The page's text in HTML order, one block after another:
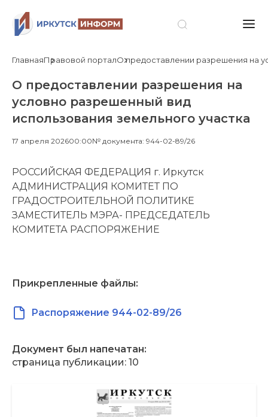
ГлавнаяПравовой порталО предоставлении разрешения на
О предоставлении разрешения на
условно разрешенный вид
использования земельного участка
17 апреля 202600:00№ документа: 944-02-89/26
РОССИЙСКАЯ ФЕДЕРАЦИЯ г. Иркутск
АДМИНИСТРАЦИЯ КОМИТЕТ ПО
ГРАДОСТРОИТЕЛЬНОЙ ПОЛИТИКЕ
ЗАМЕСТИТЕЛЬ МЭРА- ПРЕДСЕДАТЕЛЬ
КОМИТЕТА РАСПОРЯЖЕНИЕ
Прикрепленные файлы:
Распоряжение 944-02-89/26
Документ был напечатан:
страница публикации: 10